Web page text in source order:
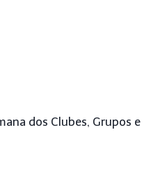
dos Clubes, Grupos e